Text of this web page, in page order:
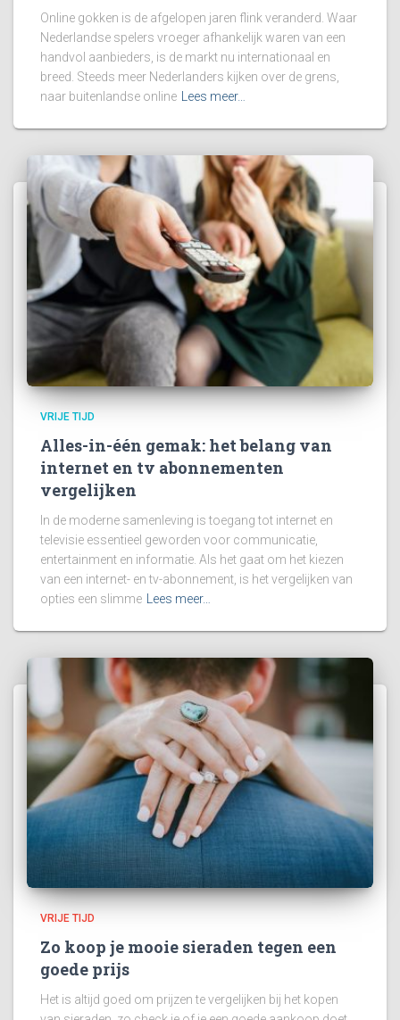
Online gokken is de afgelopen jaren flink veranderd. Waar
Nederlandse spelers vroeger afhankelijk waren van een
handvol aanbieders, is de markt nu internationaal en
breed. Steeds meer Nederlanders kijken over de grens,
naar buitenlandse online
Lees meer…
VRIJE TIJD
Alles-in-één gemak: het belang van
internet en tv abonnementen
vergelijken
In de moderne samenleving is toegang tot internet en
televisie essentieel geworden voor communicatie,
entertainment en informatie. Als het gaat om het kiezen
van een internet- en tv-abonnement, is het vergelijken van
opties een slimme
Lees meer…
VRIJE TIJD
Zo koop je mooie sieraden tegen een
goede prijs
Het is altijd goed om prijzen te vergelijken bij het kopen